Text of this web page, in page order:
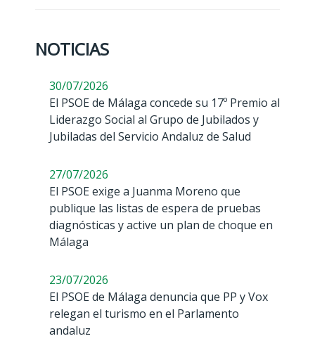
NOTICIAS
30/07/2026
El PSOE de Málaga concede su 17º Premio al
Liderazgo Social al Grupo de Jubilados y
Jubiladas del Servicio Andaluz de Salud
27/07/2026
El PSOE exige a Juanma Moreno que
publique las listas de espera de pruebas
diagnósticas y active un plan de choque en
Málaga
23/07/2026
El PSOE de Málaga denuncia que PP y Vox
relegan el turismo en el Parlamento
andaluz